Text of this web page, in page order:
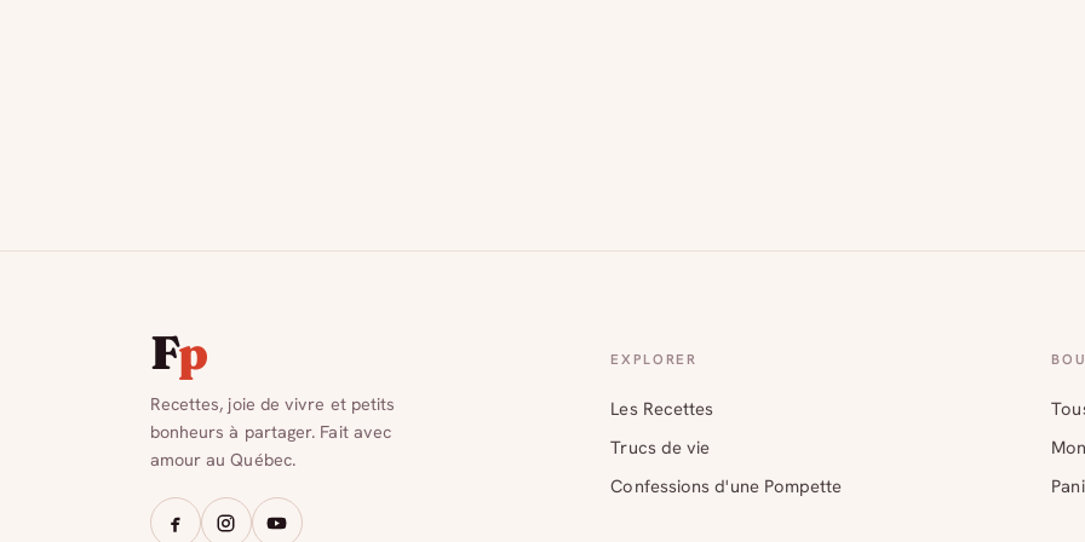
Fp
Recettes, joie de vivre et petits
bonheurs à partager. Fait avec
amour au Québec.
EXPLORER
Les Recettes
Trucs de vie
Confessions d'une Pompette